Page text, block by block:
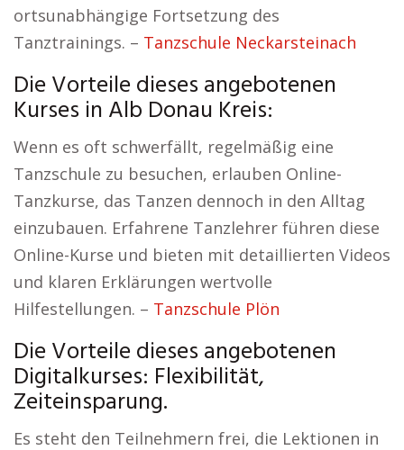
ortsunabhängige Fortsetzung des
Tanztrainings. – Tanzschule Neckarsteinach
Die Vorteile dieses angebotenen
Kurses in Alb Donau Kreis:
Wenn es oft schwerfällt, regelmäßig eine
Tanzschule zu besuchen, erlauben Online-
Tanzkurse, das Tanzen dennoch in den Alltag
einzubauen. Erfahrene Tanzlehrer führen diese
Online-Kurse und bieten mit detaillierten Videos
und klaren Erklärungen wertvolle
Hilfestellungen. – Tanzschule Plön
Die Vorteile dieses angebotenen
Digitalkurses: Flexibilität,
Zeiteinsparung.
Es steht den Teilnehmern frei, die Lektionen in